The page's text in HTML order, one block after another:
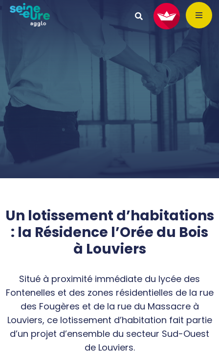
Un lotissement d’habitations
: la Résidence l’Orée du Bois
à Louviers
Situé à proximité immédiate du lycée des
Fontenelles et des zones résidentielles de la rue
des Fougères et de la rue du Massacre à
Louviers, ce lotissement d’habitation fait partie
d’un projet d’ensemble du secteur Sud-Ouest
de Louviers.